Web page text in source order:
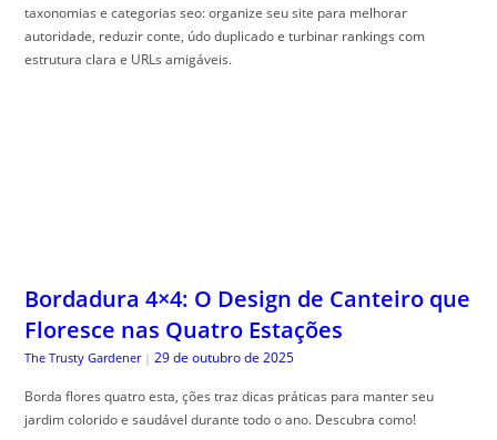
taxonomias e categorias seo: organize seu site para melhorar
autoridade, reduzir conte, údo duplicado e turbinar rankings com
estrutura clara e URLs amigáveis.
Bordadura 4×4: O Design de Canteiro que
Floresce nas Quatro Estações
The Trusty Gardener | 29 de outubro de 2025
Borda flores quatro esta, ções traz dicas práticas para manter seu
jardim colorido e saudável durante todo o ano. Descubra como!